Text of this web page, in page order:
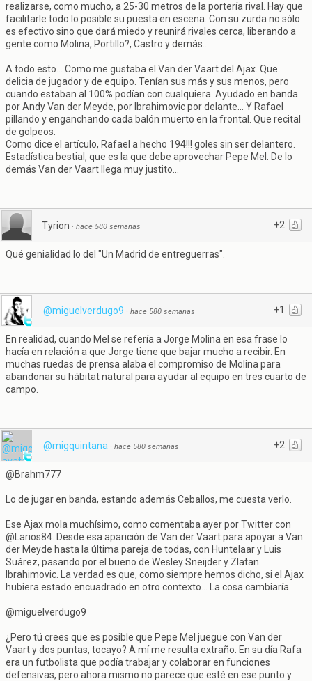
realizarse, como mucho, a 25-30 metros de la portería rival. Hay que
facilitarle todo lo posible su puesta en escena. Con su zurda no sólo
es efectivo sino que dará miedo y reunirá rivales cerca, liberando a
gente como Molina, Portillo?, Castro y demás...
A todo esto... Como me gustaba el Van der Vaart del Ajax. Que
delicia de jugador y de equipo. Tenían sus más y sus menos, pero
cuando estaban al 100% podían con cualquiera. Ayudado en banda
por Andy Van der Meyde, por Ibrahimovic por delante... Y Rafael
pillando y enganchando cada balón muerto en la frontal. Que recital
de golpeos.
Como dice el artículo, Rafael a hecho 194!!! goles sin ser delantero.
Estadística bestial, que es la que debe aprovechar Pepe Mel. De lo
demás Van der Vaart llega muy justito...
+2
Tyrion · hace 580 semanas
Qué genialidad lo del "Un Madrid de entreguerras".
+1
@miguelverdugo9 · hace 580 semanas
En realidad, cuando Mel se refería a Jorge Molina en esa frase lo
hacía en relación a que Jorge tiene que bajar mucho a recibir. En
muchas ruedas de prensa alaba el compromiso de Molina para
abandonar su hábitat natural para ayudar al equipo en tres cuarto de
campo.
+2
@migquintana · hace 580 semanas
@Brahm777
Lo de jugar en banda, estando además Ceballos, me cuesta verlo.
Ese Ajax mola muchísimo, como comentaba ayer por Twitter con
@Larios84. Desde esa aparición de Van der Vaart para apoyar a Van
der Meyde hasta la última pareja de todas, con Huntelaar y Luis
Suárez, pasando por el bueno de Wesley Sneijder y Zlatan
Ibrahimovic. La verdad es que, como siempre hemos dicho, si el Ajax
hubiera estado encuadrado en otro contexto... La cosa cambiaría.
@miguelverdugo9
¿Pero tú crees que es posible que Pepe Mel juegue con Van der
Vaart y dos puntas, tocayo? A mí me resulta extraño. En su día Rafa
era un futbolista que podía trabajar y colaborar en funciones
defensivas, pero ahora mismo no parece que esté en ese punto y